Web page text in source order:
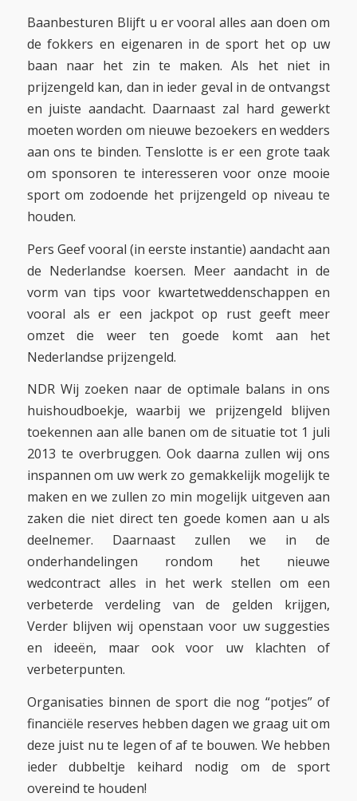
Baanbesturen Blijft u er vooral alles aan doen om
de fokkers en eigenaren in de sport het op uw
baan naar het zin te maken. Als het niet in
prijzengeld kan, dan in ieder geval in de ontvangst
en juiste aandacht. Daarnaast zal hard gewerkt
moeten worden om nieuwe bezoekers en wedders
aan ons te binden. Tenslotte is er een grote taak
om sponsoren te interesseren voor onze mooie
sport om zodoende het prijzengeld op niveau te
houden.
Pers Geef vooral (in eerste instantie) aandacht aan
de Nederlandse koersen. Meer aandacht in de
vorm van tips voor kwartetweddenschappen en
vooral als er een jackpot op rust geeft meer
omzet die weer ten goede komt aan het
Nederlandse prijzengeld.
NDR Wij zoeken naar de optimale balans in ons
huishoudboekje, waarbij we prijzengeld blijven
toekennen aan alle banen om de situatie tot 1 juli
2013 te overbruggen. Ook daarna zullen wij ons
inspannen om uw werk zo gemakkelijk mogelijk te
maken en we zullen zo min mogelijk uitgeven aan
zaken die niet direct ten goede komen aan u als
deelnemer. Daarnaast zullen we in de
onderhandelingen rondom het nieuwe
wedcontract alles in het werk stellen om een
verbeterde verdeling van de gelden krijgen,
Verder blijven wij openstaan voor uw suggesties
en ideeën, maar ook voor uw klachten of
verbeterpunten.
Organisaties binnen de sport die nog “potjes” of
financiële reserves hebben dagen we graag uit om
deze juist nu te legen of af te bouwen. We hebben
ieder dubbeltje keihard nodig om de sport
overeind te houden!